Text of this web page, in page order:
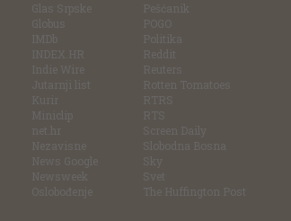
Glas Srpske
Globus
IMDb
INDEX.HR
Indie Wire
Jutarnji list
Kurir
Miniclip
net.hr
Nezavisne
News Google
Newsweek
Oslobođenje
Pešćanik
POGO
Politika
Reddit
Reuters
Rotten Tomatoes
RTRS
RTS
Screen Daily
Slobodna Bosna
Sky
Svet
The Huffington Post